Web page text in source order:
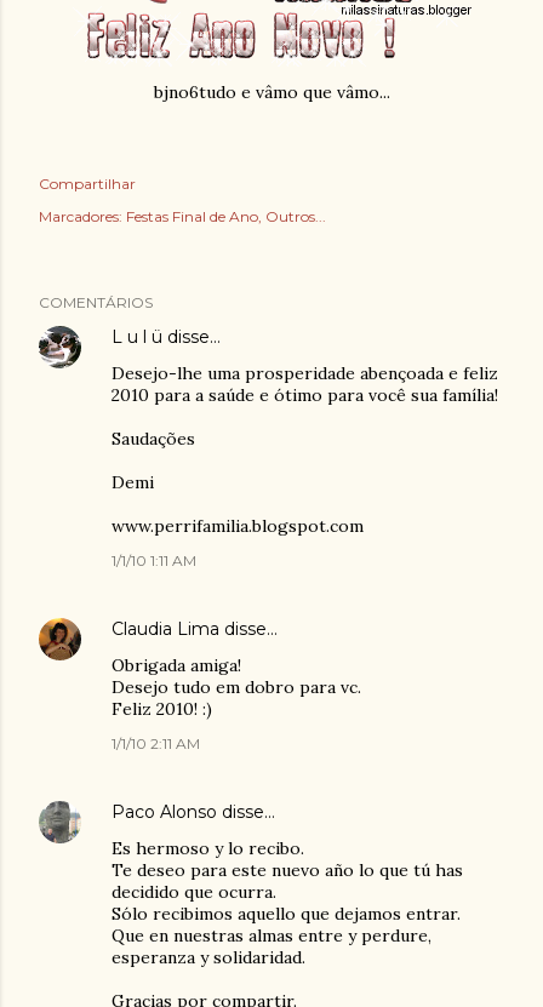
bjno6tudo e vâmo que vâmo...
Compartilhar
Marcadores: Festas Final de Ano Outros...
COMENTÁRIOS
L u l ü disse…
Desejo-lhe uma prosperidade abençoada e feliz
2010 para a saúde e ótimo para você sua família!
Saudações
Demi
www.perrifamilia.blogspot.com
1/1/10 1:11 AM
Claudia Lima disse…
Obrigada amiga!
Desejo tudo em dobro para vc.
Feliz 2010! :)
1/1/10 2:11 AM
Paco Alonso disse…
Es hermoso y lo recibo.
Te deseo para este nuevo año lo que tú has
decidido que ocurra.
Sólo recibimos aquello que dejamos entrar.
Que en nuestras almas entre y perdure,
esperanza y solidaridad.
Gracias por compartir.